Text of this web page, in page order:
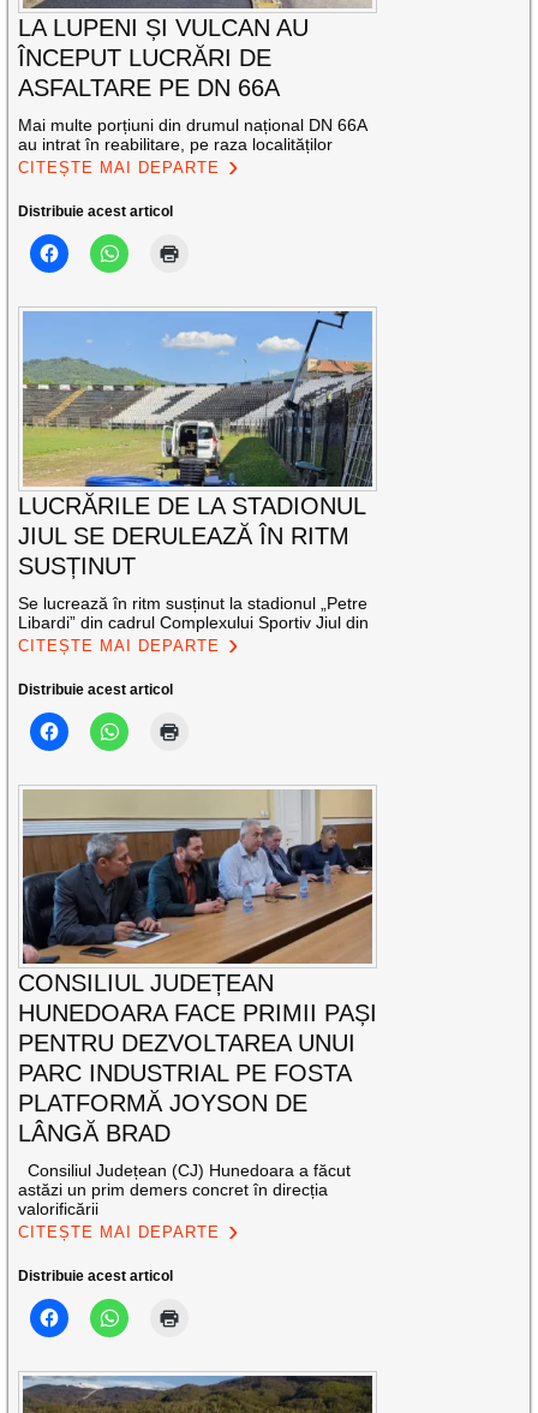
LA LUPENI ȘI VULCAN AU
ÎNCEPUT LUCRĂRI DE
ASFALTARE PE DN 66A
Mai multe porțiuni din drumul național DN 66A
au intrat în reabilitare, pe raza localităților
CITEȘTE MAI DEPARTE
Distribuie acest articol
LUCRĂRILE DE LA STADIONUL
JIUL SE DERULEAZĂ ÎN RITM
SUSȚINUT
Se lucrează în ritm susținut la stadionul „Petre
Libardi” din cadrul Complexului Sportiv Jiul din
CITEȘTE MAI DEPARTE
Distribuie acest articol
CONSILIUL JUDEȚEAN
HUNEDOARA FACE PRIMII PAȘI
PENTRU DEZVOLTAREA UNUI
PARC INDUSTRIAL PE FOSTA
PLATFORMĂ JOYSON DE
LÂNGĂ BRAD
Consiliul Județean (CJ) Hunedoara a făcut
astăzi un prim demers concret în direcția
valorificării
CITEȘTE MAI DEPARTE
Distribuie acest articol